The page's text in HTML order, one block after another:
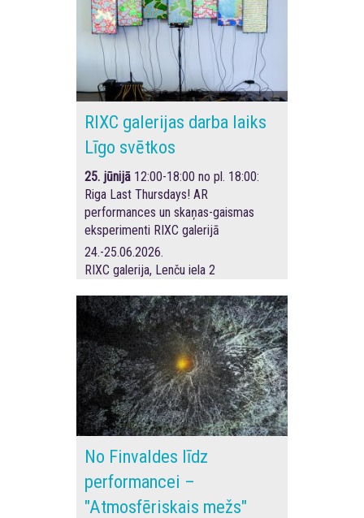
RIXC galerijas darba laiks
Līgo svētkos
25. jūnijā 12:00-18:00 no pl. 18:00:
Riga Last Thursdays! AR
performances un skaņas-gaismas
eksperimenti RIXC galerijā
24.-25.06.2026.
RIXC galerija, Lenču iela 2
No Finvaldes līdz
performancei –
"Atmosfēriskais mežs"